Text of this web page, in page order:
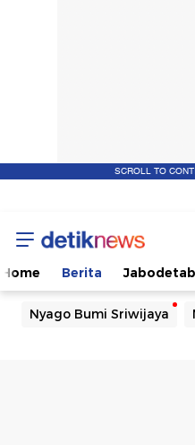
SCROLL TO
Home Berita
Nyago Bumi Sriwijaya